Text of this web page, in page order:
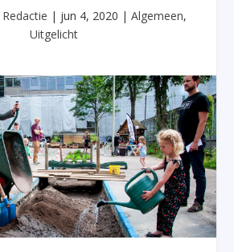
Redactie | jun 4, 2020 | Algemeen,
Uitgelicht